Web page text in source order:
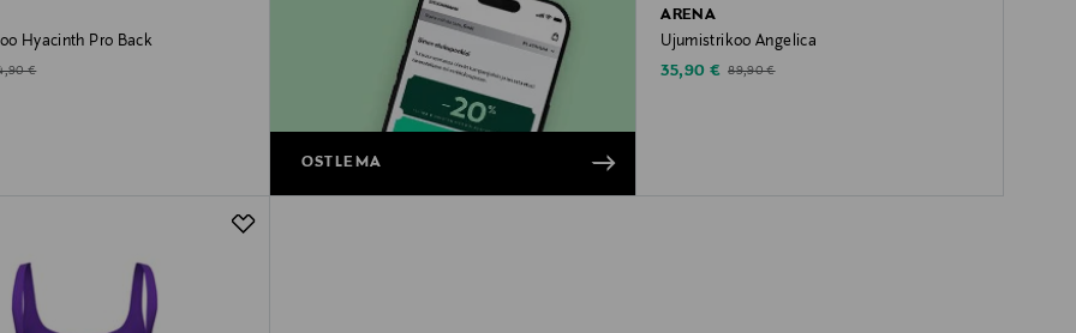
Hyacinth Pro Back
PricePrice
€
OSTLEMA
ARENA
Ujumistrikoo Angelica
Discounted Price
35,90 € Original Price
89,90 €